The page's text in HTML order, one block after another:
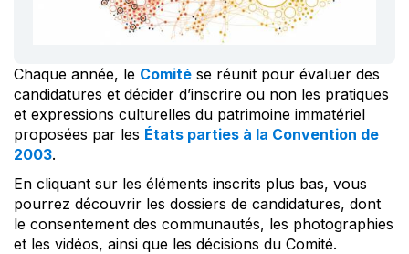
Chaque année, le Comité se réunit pour évaluer des
candidatures et décider d’inscrire ou non les pratiques
et expressions culturelles du patrimoine immatériel
proposées par les États parties à la Convention de
2003.
En cliquant sur les éléments inscrits plus bas, vous
pourrez découvrir les dossiers de candidatures, dont
le consentement des communautés, les photographies
et les vidéos, ainsi que les décisions du Comité.